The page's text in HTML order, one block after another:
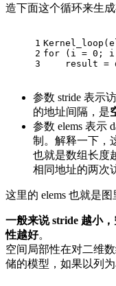
造下面这个循环来生成
1
2
3
for (i = 0 ; i
result =
参数 stride 表示
的地址间隔，是
参数 elems 表示
制。解释一下，
也就是数组长度
相同地址的两次
这里的 elems 也就是图
一般来说 stride 越小
性越好。
空间局部性在对二维
储的模型，如果以列